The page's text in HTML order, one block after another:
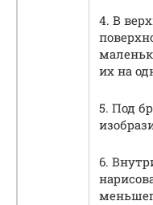
4. В
их на
5. Под
6.